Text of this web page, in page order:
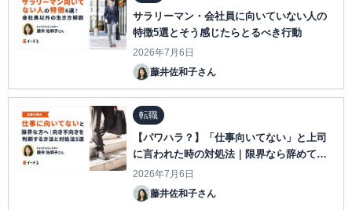
サラリーマン・会社員に向いていない人の
特徴5選とそう感じたらとるべき行動
2026年7月6日
藤井佐和子さん
転職
【パワハラ？】「仕事向いてない」と上司
に言われた時の対処法｜限界なら辞めても
いい？
2026年7月6日
藤井佐和子さん